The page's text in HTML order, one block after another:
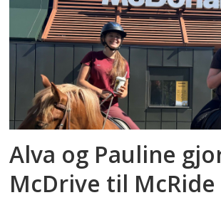
Alva og Pauline
McDrive til McRide